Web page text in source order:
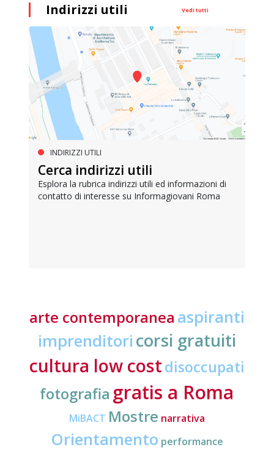
Indirizzi utili Vedi tutti
INDIRIZZI UTILI
Cerca indirizzi utili
Esplora la rubrica indirizzi utili ed informazioni di
contatto di interesse su Informagiovani Roma
arte contemporanea aspiranti
imprenditori corsi gratuiti
cultura low costdisoccupati
fotografia gratis a Roma
MiBACT Mostre narrativa
Orientamento performance